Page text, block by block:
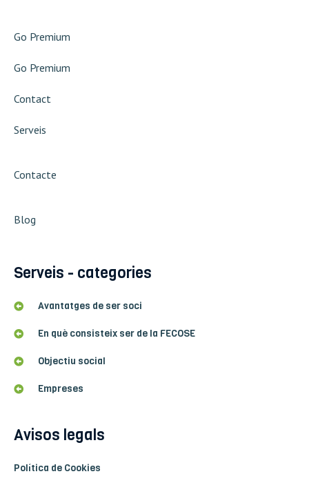
Go Premium
Go Premium
Contact
Serveis
Contacte
Blog
Serveis - categories
Avantatges de ser soci
En què consisteix ser de la FECOSE
Objectiu social
Empreses
Avisos legals
Política de Cookies